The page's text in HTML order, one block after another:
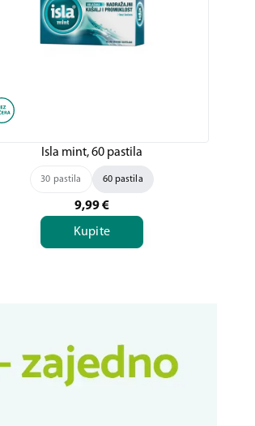
Isla mint, 60 pastila
30 pastila 60 pastila
9,99€
Kupite